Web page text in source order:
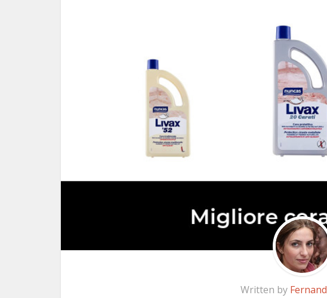
Written by